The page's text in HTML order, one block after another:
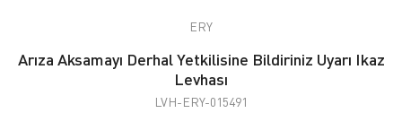
ERY
Arıza Aksamayı Derhal Yetkilisine Bildiriniz Uyarı Ikaz
Levhası
LVH-ERY-015491